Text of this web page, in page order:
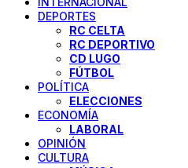
DEPORTES
RC CELTA
RC DEPORTIVO
CD LUGO
FÚTBOL
POLÍTICA
ELECCIONES
ECONOMÍA
LABORAL
OPINIÓN
CULTURA